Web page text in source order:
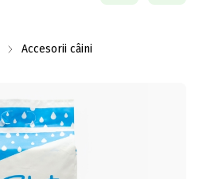
Accesorii câini